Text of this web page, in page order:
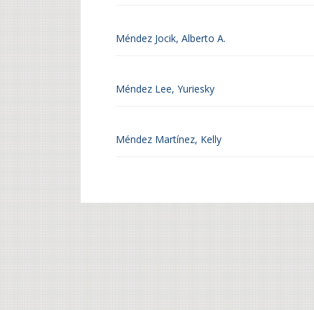
Méndez Jocik, Alberto A.
Méndez Lee, Yuriesky
Méndez Martínez, Kelly